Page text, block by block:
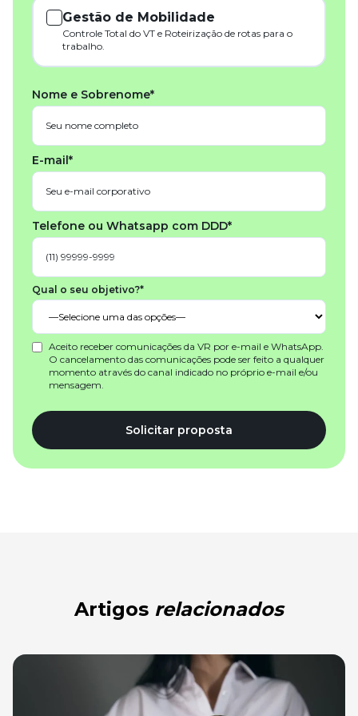
Gestão de Mobilidade
Controle Total do VT e Roteirização de rotas para o
trabalho.
Nome e Sobrenome*
E-mail*
Telefone ou Whatsapp com DDD*
Qual o seu objetivo?*
Aceito receber comunicações da VR por e-mail e WhatsApp.
O cancelamento das comunicações pode ser feito a qualquer
momento através do canal indicado no próprio e-mail e/ou
mensagem.
Solicitar proposta
Artigos relacionados